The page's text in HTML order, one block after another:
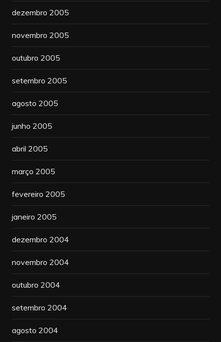
dezembro 2005
novembro 2005
outubro 2005
setembro 2005
agosto 2005
junho 2005
abril 2005
março 2005
fevereiro 2005
janeiro 2005
dezembro 2004
novembro 2004
outubro 2004
setembro 2004
agosto 2004